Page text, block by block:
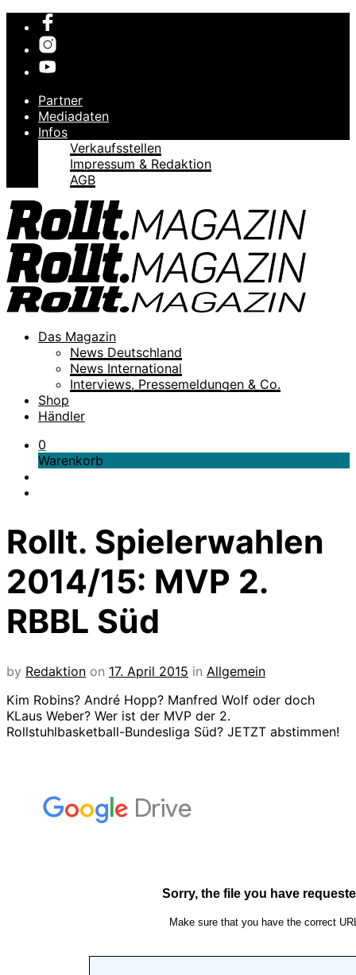
Partner
Mediadaten
Infos
Verkaufsstellen
Impressum & Redaktion
AGB
Das Magazin
News Deutschland
News International
Interviews, Pressemeldungen & Co.
Shop
Händler
0
Warenkorb
Rollt. Spielerwahlen
2014/15: MVP 2.
RBBL Süd
by Redaktion on 17. April 2015 in Allgemein
Kim Robins? André Hopp? Manfred Wolf oder doch
KLaus Weber? Wer ist der MVP der 2.
Rollstuhlbasketball-Bundesliga Süd? JETZT abstimmen!